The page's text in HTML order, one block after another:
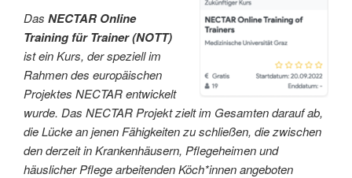
Das NECTAR Online
Training für Trainer (NOTT)
ist ein Kurs, der speziell im
Rahmen des europäischen
Projektes NECTAR entwickelt
wurde. Das NECTAR Projekt zielt im Gesamten darauf ab,
die Lücke an jenen Fähigkeiten zu schließen, die zwischen
den derzeit in Krankenhäusern, Pflegeheimen und
häuslicher Pflege arbeitenden Köch*innen angeboten